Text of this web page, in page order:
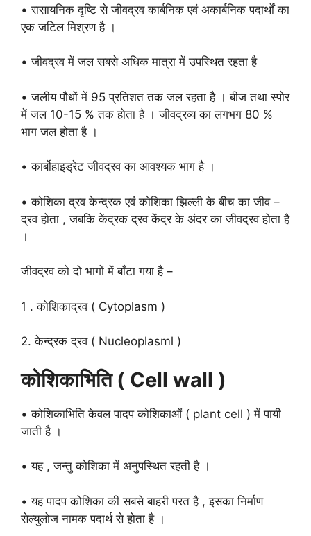
• रासायनिक दृष्टि से जीवद्रव कार्बनिक एवं अकार्बनिक पदार्थों का
एक जटिल मिश्रण है ।
• जीवद्रव में जल सबसे अधिक मात्रा में उपस्थित रहता है
• जलीय पौधों में 95 प्रतिशत तक जल रहता है । बीज तथा स्पोर
में जल 10-15 % तक होता है । जीवद्रव्य का लगभग 80 %
भाग जल होता है ।
• कार्बोहाइड्रेट जीवद्रव का आवश्यक भाग है ।
• कोशिका द्रव केन्द्रक एवं कोशिका झिल्ली के बीच का जीव –
द्रव होता , जबकि केंद्रक द्रव केंद्र के अंदर का जीवद्रव होता है
।
जीवद्रव को दो भागों में बाँटा गया है –
1 . कोशिकाद्रव ( Cytoplasm )
2. केन्द्रक द्रव ( Nucleoplasml )
कोशिकाभिति ( Cell wall )
• कोशिकाभिति केवल पादप कोशिकाओं ( plant cell ) में पायी
जाती है ।
• यह , जन्तु कोशिका में अनुपस्थित रहती है ।
• यह पादप कोशिका की सबसे बाहरी परत है , इसका निर्माण
सेल्युलोज नामक पदार्थ से होता है ।